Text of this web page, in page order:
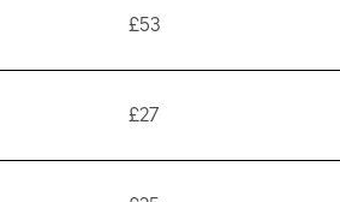
£53
£27